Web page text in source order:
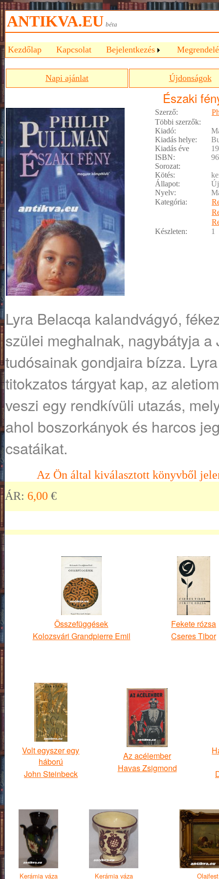
ANTIKVA.EU béta
Kezdőlap Kapcsolat Bejelentkezés
Napi ajánlat Újdonságok
Északi
Szerző:
Többi szerzők:
Kiadó:
Kiadás helye:
Kiadás éve
ISBN:
Sorozat:
Kötés:
Állapot:
Nyelv:
Kategória:
Készleten:
1
Lyra Belacqa kalandvágyó,
szülei meghalnak, nagybátyja a
tudósainak gondjaira bízza.
titokzatos tárgyat kap, az
veszi egy rendkívüli utazás,
ahol boszorkányok és harcos
csatáikat.
Az Ön által kiválasztott könyvből
ÁR: 6,00 €
Összefüggések
Kolozsvári Grandpierre Emil
Fekete rózsa
Cseres Tibor
Volt egyszer egy
háború
John Steinbeck
Az acélember
Havas Zsigmond
Kerámia váza Kerámia váza